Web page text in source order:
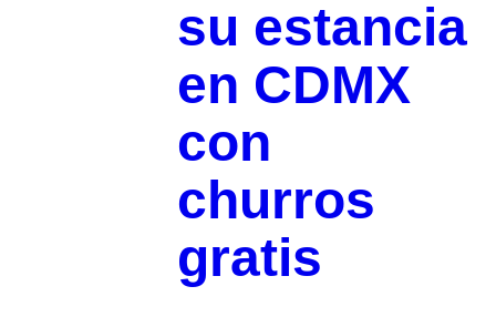
su estancia
en CDMX
con
churros
gratis